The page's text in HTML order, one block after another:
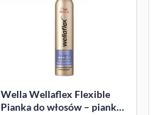
Wella Wellaflex Flexible
Pianka do włosów – pianka